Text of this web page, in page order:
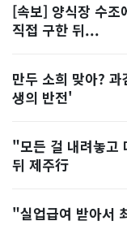
[속보] 양식장 수
직접 구한 뒤...
만두 소희 맞아?
생의 반전'
"모든 걸 내려놓고
뒤 제주行
"실업급여 받아서